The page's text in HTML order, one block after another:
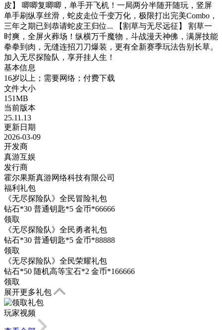
皮】 唧唧复唧唧，单手开飞机！一局两分半随开随玩，竖屏
单手刷纵享丝滑，蛇皮走位千变万化，极限打出完美Combo，
三年之期已到恭请蛇皮王归位... 【割草与无尽远征】 割草一
时爽，全屏火葬场！纵横万千魔物，斗战漫天神佛，满屏技能
拳拳到肉，无缝连招刀刀爆装，更有全新赛季玩法告别长草。
加入无尽探险队，享开挂人生！
基本信息
16岁以上；需要网络；付费下载
文件大小
151MB
当前版本
25.11.13
更新日期
2026-03-09
开发商
真游互娱
发行商
霍尔果斯真游网络科技有限公司
福利礼包
《无尽探险队》全民冒险礼包
钻石*30 普通钥匙*5 金币*66666
领取
《无尽探险队》全民勇者礼包
钻石*30 普通钥匙*5 金币*88888
领取
《无尽探险队》全民荣耀礼包
钻石*50 随机高等宝石*2 金币*166666
领取
展开更多礼包
玩家视频